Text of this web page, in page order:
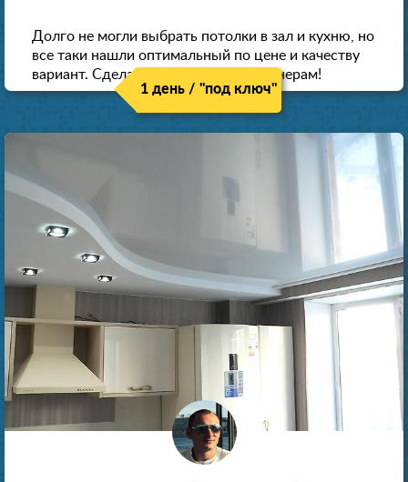
Долго не могли выбрать потолки в зал и кухню, но
все таки нашли оптимальный по цене и качеству
вариант. Сделали скидку как пенсионерам!
1 день / "под ключ"